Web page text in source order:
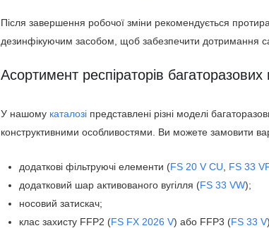
Після завершення робочої зміни рекомендується
дезинфікуючим засобом, щоб забезпечити дотримання
Асортимент респіраторів багаторазових
У нашому каталозі представлені різні моделі
конструктивними особливостями. Ви можете замовити
додаткові фільтруючі елементи (FS 20 V CU FS 33
додатковий шар активованого вугілля (FS 33 VW);
носовий затискач;
клас захисту FFP2 (FS FX 2026 V) або FFP3 (FS 33 V).